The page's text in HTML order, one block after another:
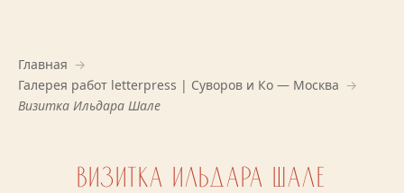
Главная
Галерея работ letterpress | Суворов и Ко — Москва
Визитка Ильдара Шале
ВИЗИТКА ИЛЬДАРА ШАЛЕ